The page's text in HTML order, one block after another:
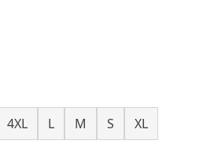
4XL L M S
XL